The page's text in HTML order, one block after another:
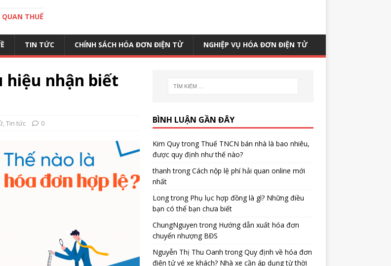
THUẾ
TIN TỨC CHÍNH SÁCH HÓA ĐƠN ĐIỆN TỬ NGHIỆP VỤ HÓA ĐƠN ĐIỆN TỬ
hiệu nhận biết
,Tin tức 0 BÌNH LUẬN GẦN ĐÂY
Kim Quytrong Thuế TNCN bán nhà là bao nhiêu,
được quy định như thế nào?
thanh trongCách nộp lệ phí hải quan online mới
nhất
Longtrong Phụ lục hợp đồng là gì? Những điều
bạn có thể bạn chưa biết
ChungNguyen trong Hướng dẫn xuất hóa đơn
chuyển nhượng BĐS
Nguyễn Thị Thu Oanh trongQuy định về hóa đơn
điện tử vé xe khách? Nhà xe cần áp dụng từ thời